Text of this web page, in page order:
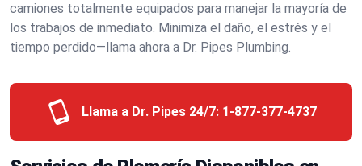
camiones totalmente equipados para manejar la mayoría de
los trabajos de inmediato. Minimiza el daño, el estrés y el
tiempo perdido—llama ahora a Dr. Pipes Plumbing.
Llama a Dr. Pipes 24/7: 1-877-377-4737